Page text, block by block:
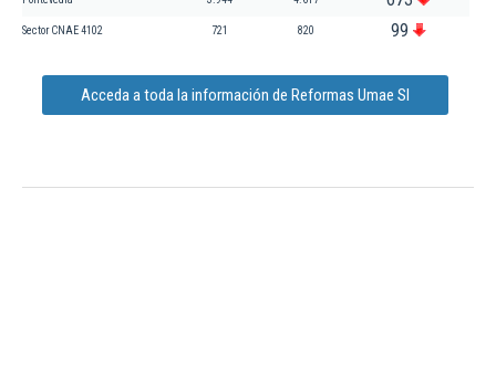
Sector CNAE 4102 721 820 99
Acceda a toda la información de Reformas Umae Sl